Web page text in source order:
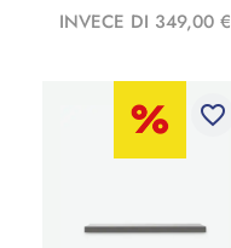
INVECE DI 349,00 €
favorite_border